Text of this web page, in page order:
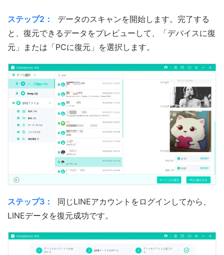
ステップ2：
データのスキャンを開始します。完了する
と、復元できるデータをプレビューして、「デバイスに復
元」または「PCに復元」を選択します。
ステップ3：
同じLINEアカウントをログインしてから、
LINEデータを復元成功です。